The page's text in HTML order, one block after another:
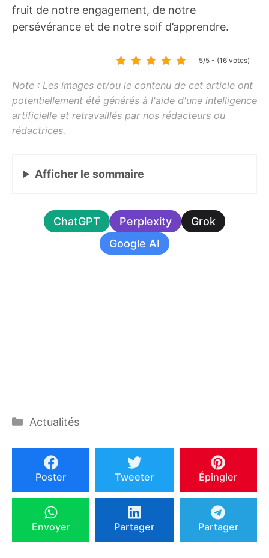
fruit de notre engagement, de notre
persévérance et de notre soif d’apprendre.
5/5 - (16 votes)
Afficher le sommaire
ChatGPT Perplexity
Grok
Google AI
Catégories
Actualités
Poster Tweeter Épingler
Envoyer Partager Partager